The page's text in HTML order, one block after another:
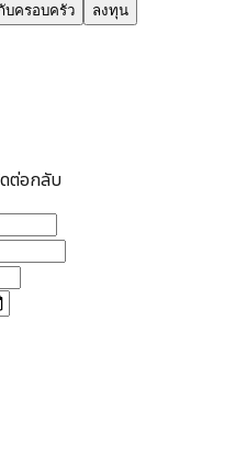
บครอบครัว
ลงทุน
ต่อกลับ